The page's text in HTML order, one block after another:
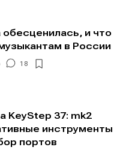
и что
в России
18
KeyStep 37: mk2
инструменты
портов